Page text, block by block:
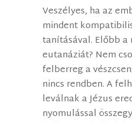
Veszélyes, ha az
mindent
tanításával. Előbb a
eutanáziát? Nem
felberreg a
nincs rendben. A
leválnak a Jézus
nyomulással